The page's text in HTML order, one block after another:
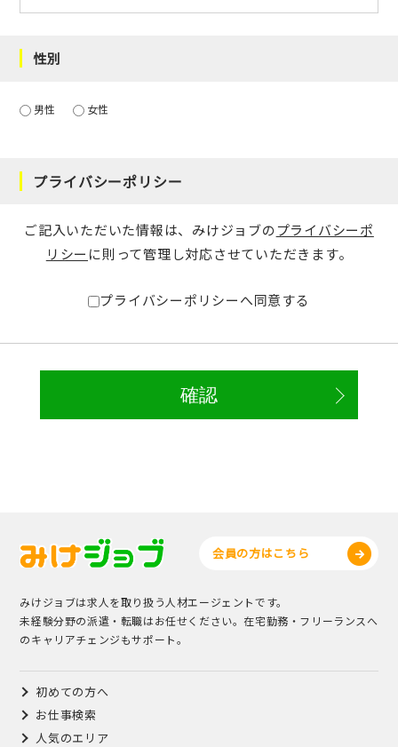
性別
男性 女性
プライバシーポリシー
ご記入いただいた情報は、みけジョブのプライバシーポ
リシー に則って管理し対応させていただきます。
プライバシーポリシーへ同意する
会員の方はこちら
みけジョブは求人を取り扱う人材エージェントです。
未経験分野の派遣・転職はお任せください。在宅勤務・フリーランスへ
のキャリアチェンジもサポート。
初めての方へ
お仕事検索
人気のエリア